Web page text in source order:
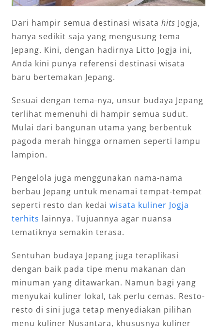
Dari hampir semua destinasi wisata hits Jogja,
hanya sedikit saja yang mengusung tema
Jepang. Kini, dengan hadirnya Litto Jogja ini,
Anda kini punya referensi destinasi wisata
baru bertemakan Jepang.
Sesuai dengan tema-nya, unsur budaya Jepang
terlihat memenuhi di hampir semua sudut.
Mulai dari bangunan utama yang berbentuk
pagoda merah hingga ornamen seperti lampu
lampion.
Pengelola juga menggunakan nama-nama
berbau Jepang untuk menamai tempat-tempat
seperti resto dan kedai wisata kuliner Jogja
terhits lainnya. Tujuannya agar nuansa
tematiknya semakin terasa.
Sentuhan budaya Jepang juga teraplikasi
dengan baik pada tipe menu makanan dan
minuman yang ditawarkan. Namun bagi yang
menyukai kuliner lokal, tak perlu cemas. Resto-
resto di sini juga tetap menyediakan pilihan
menu kuliner Nusantara, khususnya kuliner